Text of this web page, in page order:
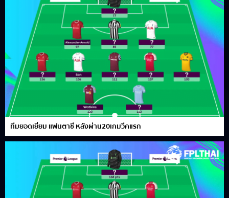
ทีมยอดเยี่ยม แฟนตาซี หลังผ่าน20เกมวีคแรก